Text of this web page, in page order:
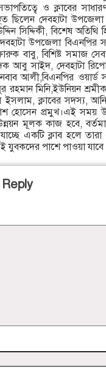
ও ক্লাবের
ছিলেন দেবহাটা
সিদ্দিকী, বিশেষ অতিথি
উপজেলা বিএনপির
বাবু, বিশিষ্ট সমাজ
আবু সাইদ, দেবহাটা
আলী,বিএনপির
রহমান মিনি,ইউনিয়ন
ইসলাম, ক্লাবের সদস্য,
হোসেন প্রমুখ।এই সময়
মূলক কাজ হবে,
একটি ক্লাব হলে
যুবকদের পাশে পাওয়া যাবে।